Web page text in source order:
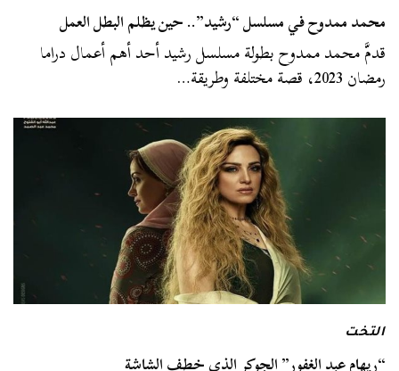
محمد ممدوح في مسلسل “رشيد”.. حين يظلم البطل العمل
قدمَّ محمد ممدوح بطولة مسلسل رشيد أحد أهم أعمال دراما
رمضان 2023، قصة مختلفة وطريقة…
التخت
“ريهام عبد الغفور” الجوكر الذي خطف الشاشة